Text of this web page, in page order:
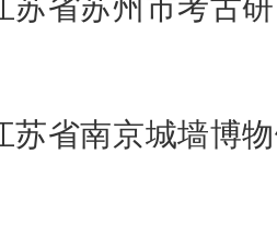
苏省苏州市考古
苏省南京城墙博